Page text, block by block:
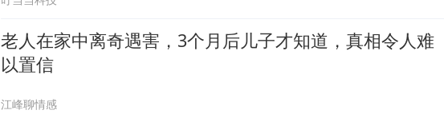
老人在家中离奇遇害，3个月后儿子才知道，真相令人难
以置信
江峰聊情感